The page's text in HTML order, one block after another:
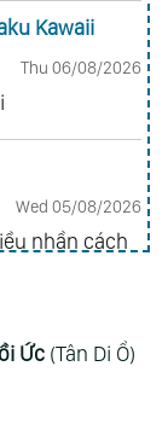
Kawaii
Thu 06/08/2026
Wed 05/08/2026
nhần cách
Wed 05/08/2026
Ức(Tân Di Ổ)